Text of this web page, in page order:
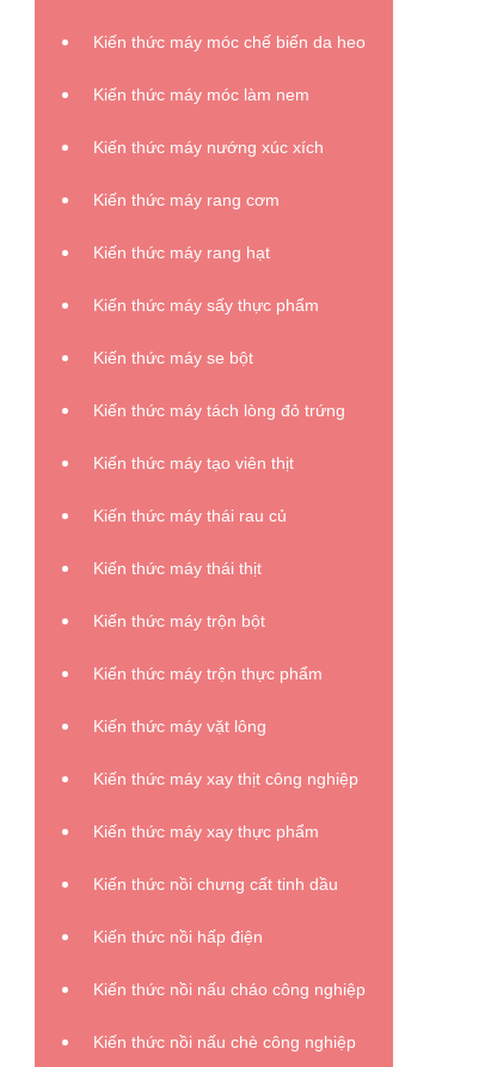
Kiến thức máy móc chế biến da heo
Kiến thức máy móc làm nem
Kiến thức máy nướng xúc xích
Kiến thức máy rang cơm
Kiến thức máy rang hạt
Kiến thức máy sấy thực phẩm
Kiến thức máy se bột
Kiến thức máy tách lòng đỏ trứng
Kiến thức máy tạo viên thịt
Kiến thức máy thái rau củ
Kiến thức máy thái thịt
Kiến thức máy trộn bột
Kiến thức máy trộn thực phẩm
Kiến thức máy vặt lông
Kiến thức máy xay thịt công nghiệp
Kiến thức máy xay thực phẩm
Kiến thức nồi chưng cất tinh dầu
Kiến thức nồi hấp điện
Kiến thức nồi nấu cháo công nghiệp
Kiến thức nồi nấu chè công nghiệp